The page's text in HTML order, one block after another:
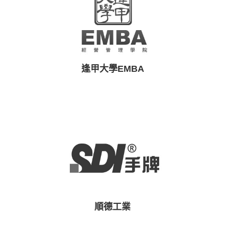
逢甲大學EMBA
順德工業